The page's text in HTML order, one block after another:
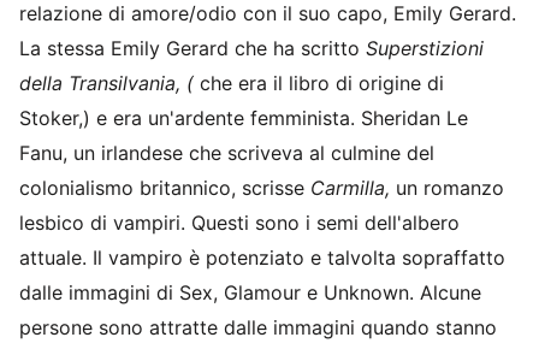
relazione di amore/odio con il suo capo, Emily Gerard.
La stessa Emily Gerard che ha scritto Superstizioni
della Transilvania, ( che era il libro di origine di
Stoker,) e era un'ardente femminista. Sheridan Le
Fanu, un irlandese che scriveva al culmine del
colonialismo britannico, scrisse Carmilla, un romanzo
lesbico di vampiri. Questi sono i semi dell'albero
attuale. Il vampiro è potenziato e talvolta sopraffatto
dalle immagini di Sex, Glamour e Unknown. Alcune
persone sono attratte dalle immagini quando stanno